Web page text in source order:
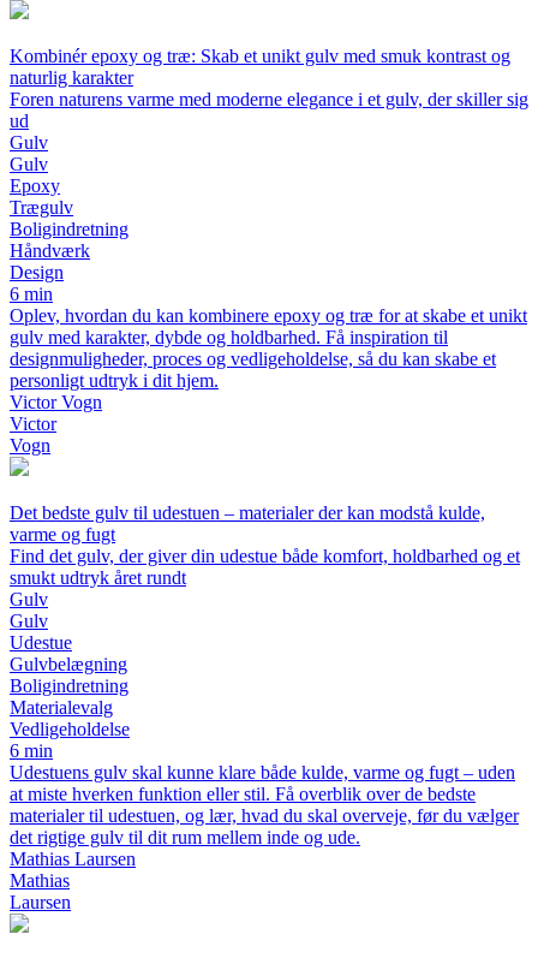
Kombinér epoxy og træ: Skab et unikt gulv med smuk kontrast og
naturlig karakter
Foren naturens varme med moderne elegance i et gulv, der skiller sig
ud
Gulv
Gulv
Epoxy
Trægulv
Boligindretning
Håndværk
Design
6 min
Oplev, hvordan du kan kombinere epoxy og træ for at skabe et unikt
gulv med karakter, dybde og holdbarhed. Få inspiration til
designmuligheder, proces og vedligeholdelse, så du kan skabe et
personligt udtryk i dit hjem.
Victor Vogn
Victor
Vogn
Det bedste gulv til udestuen – materialer der kan modstå kulde,
varme og fugt
Find det gulv, der giver din udestue både komfort, holdbarhed og et
smukt udtryk året rundt
Gulv
Gulv
Udestue
Gulvbelægning
Boligindretning
Materialevalg
Vedligeholdelse
6 min
Udestuens gulv skal kunne klare både kulde, varme og fugt – uden
at miste hverken funktion eller stil. Få overblik over de bedste
materialer til udestuen, og lær, hvad du skal overveje, før du vælger
det rigtige gulv til dit rum mellem inde og ude.
Mathias Laursen
Mathias
Laursen